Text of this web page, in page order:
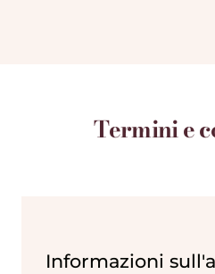
Termini e
Informazioni